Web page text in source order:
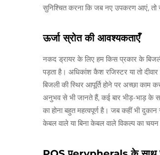
सुनिश्चित करना कि जब नए उपकरण आएं,
ऊर्जा स्रोत की आवश्यकताएँ
नकद ड्रायर के लिए हम किस प्रकार के
पड़ता है। अधिकांश कैश रजिस्टर या तो
बिजली की स्थिर आपूर्ति होने पर अच्छा काम
अनुभव से भी जानते हैं, कई बार भीड़-भाड़ के
का होना बहुत महत्वपूर्ण है। जब कहीं भी
केबल वाले या बिना केबल वाले विकल्प का